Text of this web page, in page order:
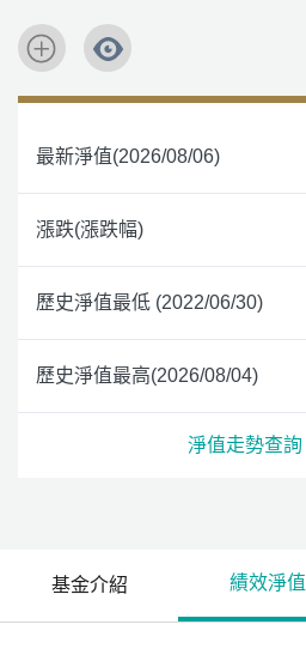
最新淨值(2026/08/06)
漲跌(漲跌幅)
歷史淨值最低 (2022/06/30)
歷史淨值最高(2026/08/04)
淨值走勢查詢
基金介紹 績效淨值